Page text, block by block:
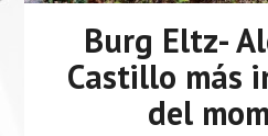
Burg Eltz-
Castillo más
del